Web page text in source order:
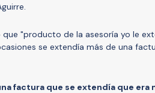
"producto de la asesoría yo le
se extendía más de una
factura que se extendía que era